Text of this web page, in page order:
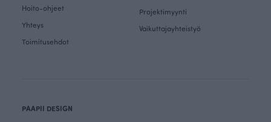
Hoito-ohjeet
Yhteys
Toimitusehdot
Projektimyynti
Vaikuttajayhteistyö
PAAPII DESIGN